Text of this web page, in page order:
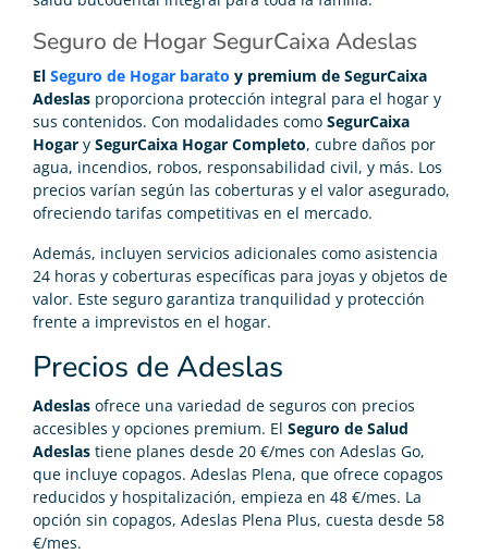
Seguro de Hogar SegurCaixa Adeslas
El Seguro de Hogar barato y premium de SegurCaixa
Adeslas proporciona protección integral para el hogar y
sus contenidos. Con modalidades como SegurCaixa
Hogar y SegurCaixa Hogar Completo, cubre daños por
agua, incendios, robos, responsabilidad civil, y más. Los
precios varían según las coberturas y el valor asegurado,
ofreciendo tarifas competitivas en el mercado.
Además, incluyen servicios adicionales como asistencia
24 horas y coberturas específicas para joyas y objetos de
valor. Este seguro garantiza tranquilidad y protección
frente a imprevistos en el hogar.
Precios de Adeslas
Adeslas ofrece una variedad de seguros con precios
accesibles y opciones premium. El Seguro de Salud
Adeslas tiene planes desde 20 €/mes con Adeslas Go,
que incluye copagos. Adeslas Plena, que ofrece copagos
reducidos y hospitalización, empieza en 48 €/mes. La
opción sin copagos, Adeslas Plena Plus, cuesta desde 58
€/mes.